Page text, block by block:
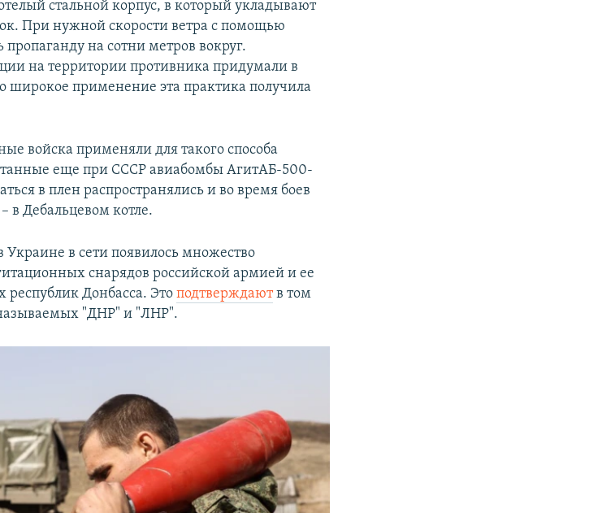
стальной корпус, в который укладывают
При нужной скорости ветра с помощью
на сотни метров вокруг.
на территории противника придумали в
применение эта практика получила
войска применяли для такого способа
еще при СССР авиабомбы АгитАБ-500-
в плен распространялись и во время боев
– в Дебальцевом котле.
Украине в сети появилось множество
снарядов российской армией и ее
республик Донбасса. Этоподтверждаютв том
"ДНР" и "ЛНР".